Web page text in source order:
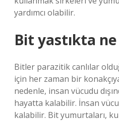
yardımcı olabilir.
Bit yastıkta
Bitler parazitik canlılar
için her zaman bir
nedenle, insan vücudu
hayatta kalabilir. İnsan
kalabilir. Bit yumurtaları,